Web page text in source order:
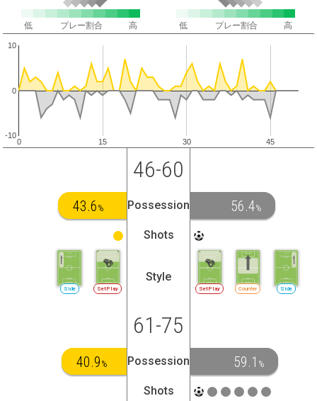
低 プレー割合 高 低 プレー割合 高
0 15 30 45
-10
0
10
46-60
43.6 % Possession 56.4%
Shots
SetPlay
Side
Style
SetPlay Counter Side
61-75
40.9 % Possession 59.1 %
Shots